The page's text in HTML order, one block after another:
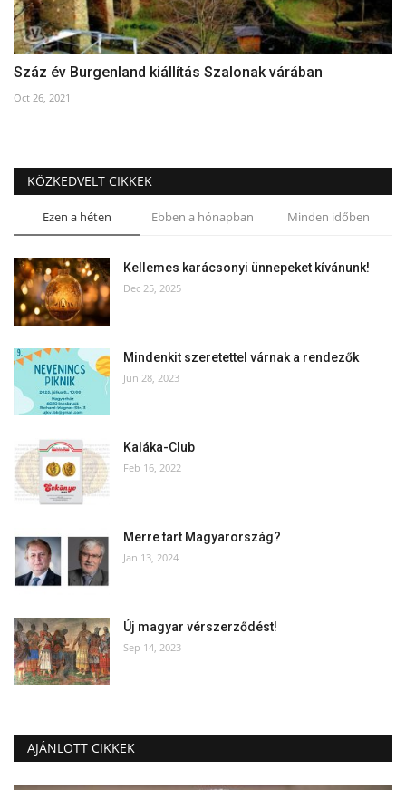
Száz év Burgenland kiállítás Szalonak várában
Oct 26, 2021
KÖZKEDVELT CIKKEK
Ezen a héten Ebben a hónapban Minden időben
Kellemes karácsonyi ünnepeket kívánunk!
Dec 25, 2025
Mindenkit szeretettel várnak a rendezők
Jun 28, 2023
Kaláka-Club
Feb 16, 2022
Merre tart Magyarország?
Jan 13, 2024
Új magyar vérszerződést!
Sep 14, 2023
AJÁNLOTT CIKKEK